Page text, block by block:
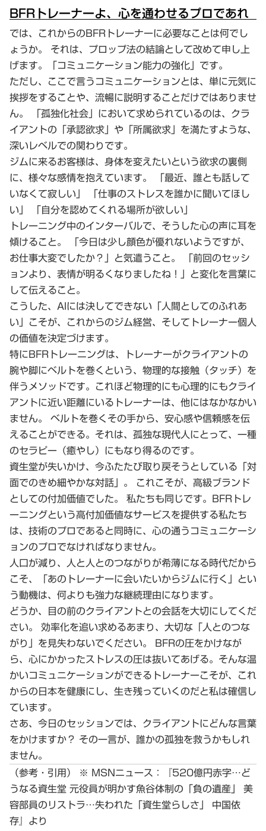
BFRトレーナーよ、心を通わせるプロであれ
では、これからのBFRトレーナーに必要なことは何でし
ょうか。 それは、プロップ法の結論として改めて申し上
げます。「コミュニケーション能力の強化」です。
ただし、ここで言うコミュニケーションとは、単に元気に
挨拶をすることや、流暢に説明することだけではありませ
ん。 「孤独化社会」において求められているのは、クラ
イアントの「承認欲求」や「所属欲求」を満たすような、
深いレベルでの関わりです。
ジムに来るお客様は、身体を変えたいという欲求の裏側
に、様々な感情を抱えています。 「最近、誰とも話して
いなくて寂しい」 「仕事のストレスを誰かに聞いてほし
い」 「自分を認めてくれる場所が欲しい」
トレーニング中のインターバルで、そうした心の声に耳を
傾けること。 「今日は少し顔色が優れないようですが、
お仕事大変でしたか？」と気遣うこと。 「前回のセッシ
ョンより、表情が明るくなりましたね！」と変化を言葉に
して伝えること。
こうした、AIには決してできない「人間としてのふれあ
い」こそが、これからのジム経営、そしてトレーナー個人
の価値を決定づけます。
特にBFRトレーニングは、トレーナーがクライアントの
腕や脚にベルトを巻くという、物理的な接触（タッチ）を
伴うメソッドです。これほど物理的にも心理的にもクライ
アントに近い距離にいるトレーナーは、他にはなかなかい
ません。 ベルトを巻くその手から、安心感や信頼感を伝
えることができる。それは、孤独な現代人にとって、一種
のセラピー（癒やし）にもなり得るのです。
資生堂が失いかけ、今ふたたび取り戻そうとしている「対
面でのきめ細やかな対話」。 これこそが、高級ブランド
としての付加価値でした。 私たちも同じです。BFRトレ
ーニングという高付加価値なサービスを提供する私たち
は、技術のプロであると同時に、心の通うコミュニケーシ
ョンのプロでなければなりません。
人口が減り、人と人とのつながりが希薄になる時代だから
こそ、「あのトレーナーに会いたいからジムに行く」とい
う動機は、何よりも強力な継続理由になります。
どうか、目の前のクライアントとの会話を大切にしてくだ
さい。 効率化を追い求めるあまり、大切な「人とのつな
がり」を見失わないでください。 BFRの圧をかけなが
ら、心にかかったストレスの圧は抜いてあげる。そんな温
かいコミュニケーションができるトレーナーこそが、これ
からの日本を健康にし、生き残っていくのだと私は確信し
ています。
さあ、今日のセッションでは、クライアントにどんな言葉
をかけますか？ その一言が、誰かの孤独を救うかもしれ
ません。
（参考・引用） ※ MSNニュース：『520億円赤字…ど
うなる資生堂 元役員が明かす魚谷体制の「負の遺産」 美
容部員のリストラ…失われた「資生堂らしさ」 中国依
存』より